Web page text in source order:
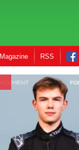
Magazine RSS